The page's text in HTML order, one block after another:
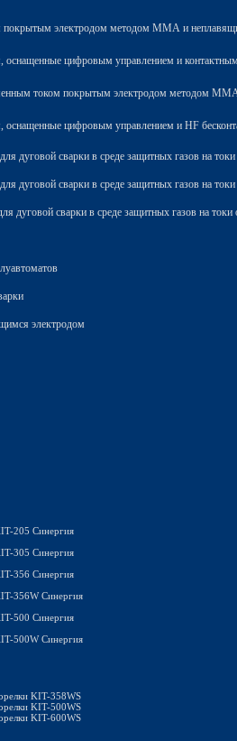
покрытым электродом методом ММА и
цифровым управлением и
током покрытым электродом методом
цифровым управлением и HF
сварки в среде защитных газов на
дуговой сварки в среде защитных газов на
сварки в среде защитных газов на токи
электродом
205 Синергия
305 Синергия
356 Синергия
356W Синергия
500 Синергия
500W Синергия
KIT-358WS
KIT-500WS
KIT-600WS